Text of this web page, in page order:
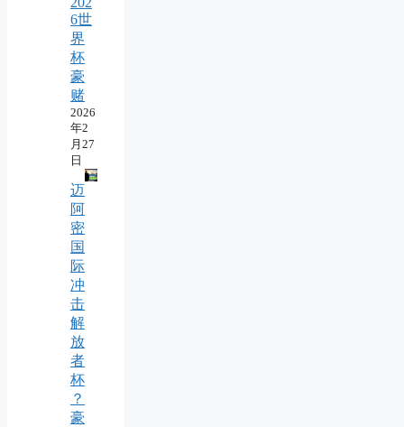
6世
界
杯
豪
赌
2026
年2
月27
日
迈
阿
密
国
际
冲
击
解
放
者
杯
？
豪